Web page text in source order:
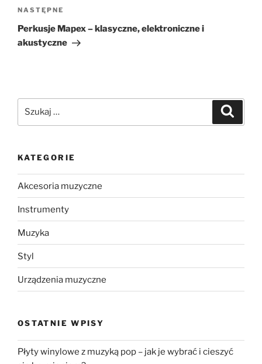
wpisu
Następny
wpis
NASTĘPNE
Perkusje Mapex – klasyczne, elektroniczne i
akustyczne
KATEGORIE
Akcesoria muzyczne
Instrumenty
Muzyka
Styl
Urządzenia muzyczne
OSTATNIE WPISY
Płyty winylowe z muzyką pop – jak je wybrać i cieszyć